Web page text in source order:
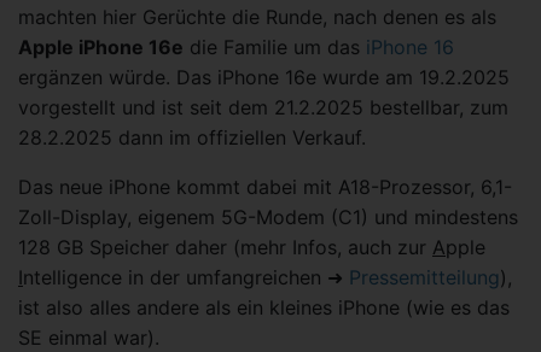
machten hier Gerüchte die Runde, nach denen es als
Apple iPhone 16e die Familie um das iPhone 16
ergänzen würde. Das iPhone 16e wurde am 19.2.2025
vorgestellt und ist seit dem 21.2.2025 bestellbar, zum
28.2.2025 dann im offiziellen Verkauf.
Das neue iPhone kommt dabei mit A18-Prozessor, 6,1-
Zoll-Display, eigenem 5G-Modem (C1) und mindestens
128 GB Speicher daher (mehr Infos, auch zur Apple
Intelligence in der umfangreichen ➜ Pressemitteilung),
ist also alles andere als ein kleines iPhone (wie es das
SE einmal war).